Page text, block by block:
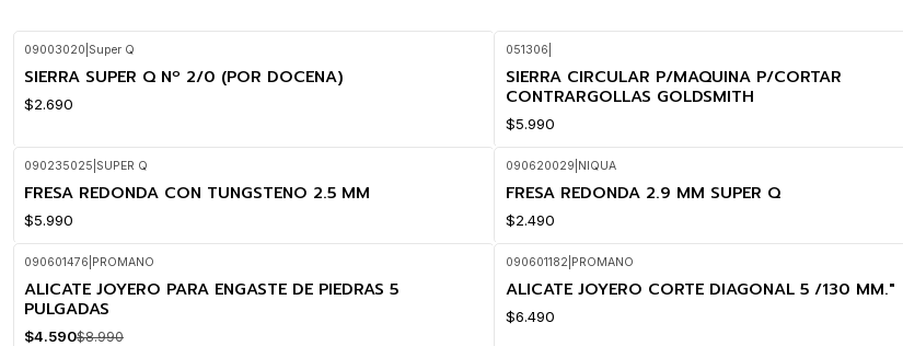
09003020 Super Q
SIERRA SUPER Q Nº 2/0 (POR DOCENA)
$2.690
051306
SIERRA CIRCULAR P/MAQUINA P/CORTAR
CONTRARGOLLAS GOLDSMITH
$5.990
090235025 SUPER Q
FRESA REDONDA CON TUNGSTENO 2.5 MM
$5.990
090620029 NIQUA
FRESA REDONDA 2.9 MM SUPER Q
$2.490
-49%
OFF
090601476 PROMANO
ALICATE JOYERO PARA ENGASTE DE PIEDRAS 5
PULGADAS
$4.590$8.990
090601182 PROMANO
ALICATE JOYERO CORTE DIAGONAL 5 /130 MM."
$6.490